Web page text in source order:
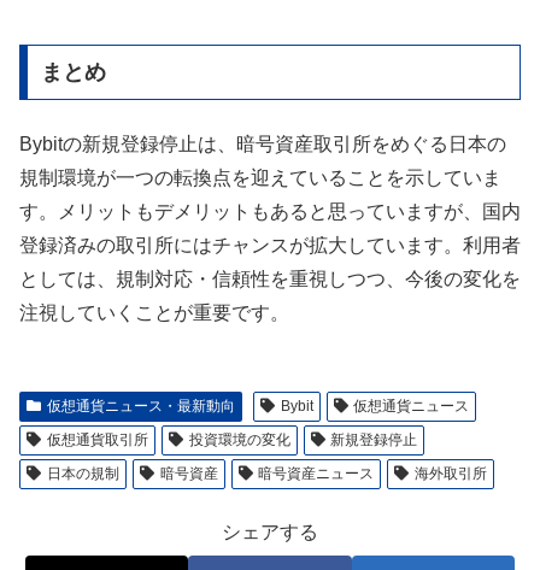
まとめ
Bybitの新規登録停止は、暗号資産取引所をめぐる日本の
規制環境が一つの転換点を迎えていることを示していま
す。メリットもデメリットもあると思っていますが、国内
登録済みの取引所にはチャンスが拡大しています。利用者
としては、規制対応・信頼性を重視しつつ、今後の変化を
注視していくことが重要です。
仮想通貨ニュース・最新動向 Bybit
仮想通貨ニュース
仮想通貨取引所
投資環境の変化
新規登録停止
日本の規制
暗号資産 暗号資産ニュース 海外取引所
シェアする